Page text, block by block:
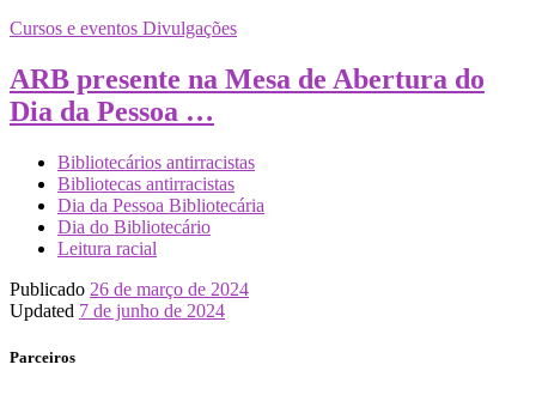
Cursos e eventos Divulgações
ARB presente na Mesa de Abertura do
Dia da Pessoa …
Bibliotecários antirracistas
Bibliotecas antirracistas
Dia da Pessoa Bibliotecária
Dia do Bibliotecário
Leitura racial
Publicado 26 de março de 2024
Updated 7 de junho de 2024
Parceiros